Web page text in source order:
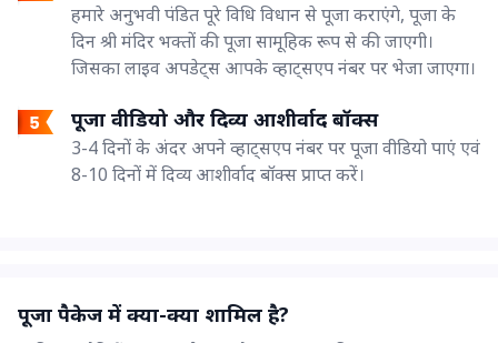
हमारे अनुभवी पंडित पूरे विधि विधान से पूजा कराएंगे, पूजा के
दिन श्री मंदिर भक्तों की पूजा सामूहिक रूप से की जाएगी।
जिसका लाइव अपडेट्स आपके व्हाट्सएप नंबर पर भेजा जाएगा।
पूजा वीडियो और दिव्य आशीर्वाद बॉक्स
3-4 दिनों के अंदर अपने व्हाट्सएप नंबर पर पूजा वीडियो पाएं एवं
8-10 दिनों में दिव्य आशीर्वाद बॉक्स प्राप्त करें।
पूजा पैकेज में क्या-क्या शामिल है?